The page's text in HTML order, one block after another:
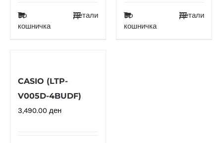
Во
кошничка
Детали
Во
кошничка
Детали
CASIO (LTP-
V005D-4BUDF)
3,490.00 ден